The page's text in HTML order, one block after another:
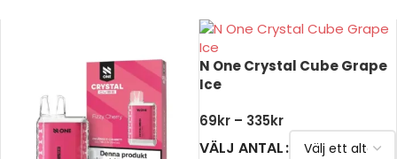
N One Crystal Cube Grape
Ice
69kr – 335kr
VÄLJ ANTAL